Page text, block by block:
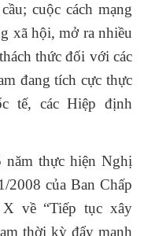
cuộc cách mạng
xã hội, mở ra nhiều
thức đối với các
đang tích cực thực
tế, các Hiệp định
năm thực hiện Nghị
2008 của Ban Chấp
về “Tiếp tục xây
thời kỳ đẩy mạnh